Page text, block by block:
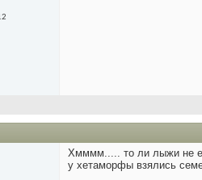
Хмммм..... то ли лыжи не
у хетаморфы взялись